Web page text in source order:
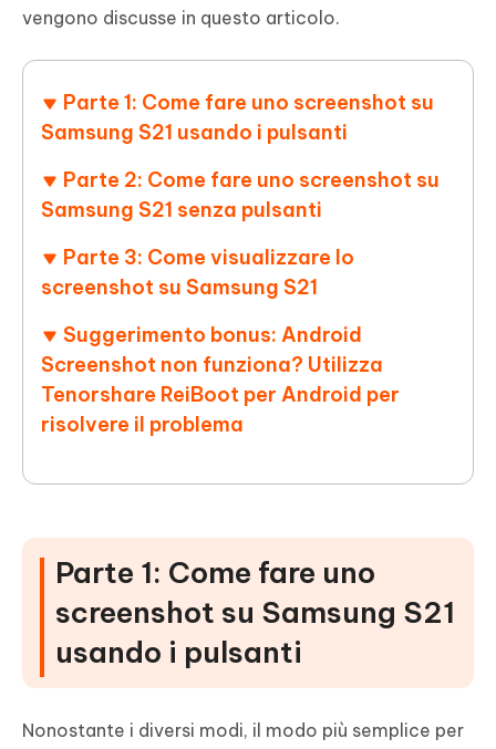
vengono discusse in questo articolo.
Parte 1: Come fare uno screenshot su
Samsung S21 usando i pulsanti
Parte 2: Come fare uno screenshot su
Samsung S21 senza pulsanti
Parte 3: Come visualizzare lo
screenshot su Samsung S21
Suggerimento bonus: Android
Screenshot non funziona? Utilizza
Tenorshare ReiBoot per Android per
risolvere il problema
Parte 1: Come fare uno
screenshot su Samsung S21
usando i pulsanti
Nonostante i diversi modi, il modo più semplice per